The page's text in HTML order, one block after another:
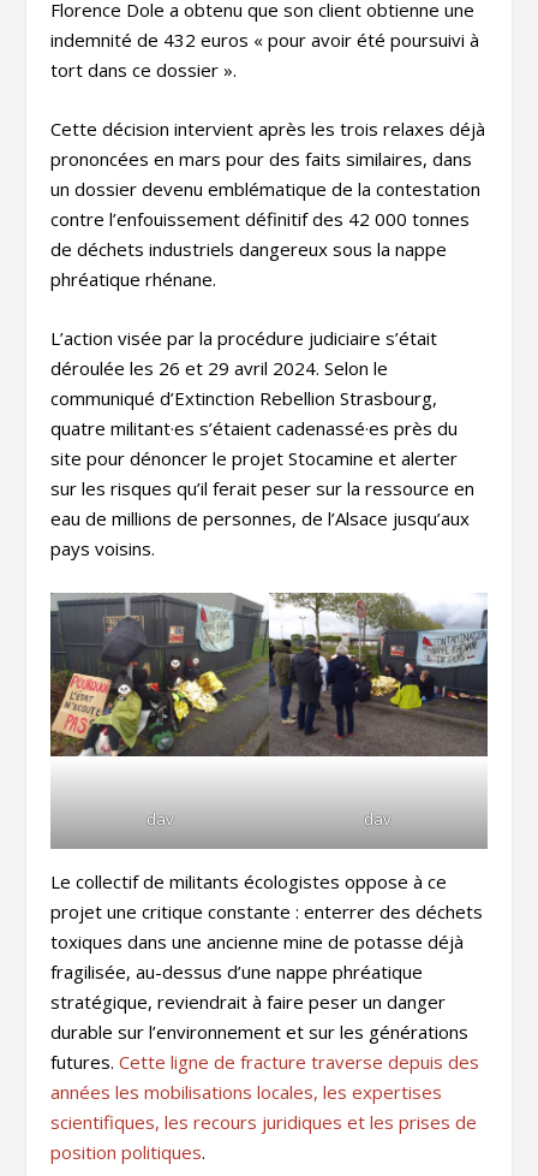
Florence Dole a obtenu que son client obtienne une
indemnité de 432 euros « pour avoir été poursuivi à
tort dans ce dossier ».
Cette décision intervient après les trois relaxes déjà
prononcées en mars pour des faits similaires, dans
un dossier devenu emblématique de la contestation
contre l’enfouissement définitif des 42 000 tonnes
de déchets industriels dangereux sous la nappe
phréatique rhénane.
L’action visée par la procédure judiciaire s’était
déroulée les 26 et 29 avril 2024. Selon le
communiqué d’Extinction Rebellion Strasbourg,
quatre militant·es s’étaient cadenassé·es près du
site pour dénoncer le projet Stocamine et alerter
sur les risques qu’il ferait peser sur la ressource en
eau de millions de personnes, de l’Alsace jusqu’aux
pays voisins.
dav dav
Le collectif de militants écologistes oppose à ce
projet une critique constante : enterrer des déchets
toxiques dans une ancienne mine de potasse déjà
fragilisée, au-dessus d’une nappe phréatique
stratégique, reviendrait à faire peser un danger
durable sur l’environnement et sur les générations
futures.Cette ligne de fracture traverse depuis des
années les mobilisations locales, les expertises
scientifiques, les recours juridiques et les prises de
position politiques.